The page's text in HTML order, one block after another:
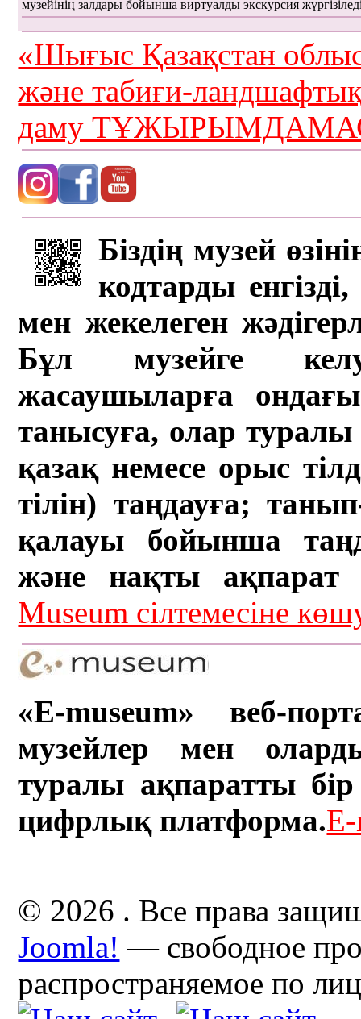
музейінің залдары бойынша виртуалды экскурсия
«Шығыс Қазақстан
және табиғи-
даму
Біздің музей
кодтарды
мен жекелеген
Бұл музейге
жасаушыларға
танысуға, олар туралы
қазақ немесе орыс
тілін) таңдауға;
қалауы бойынша
және нақты ақпарат
Museum сілтемесіне
«E-museum» веб-
музейлер мен
туралы ақпаратты бір
цифрлық платформа.
© 2026 . Все права
Joomla! — свободное
распространяемое по